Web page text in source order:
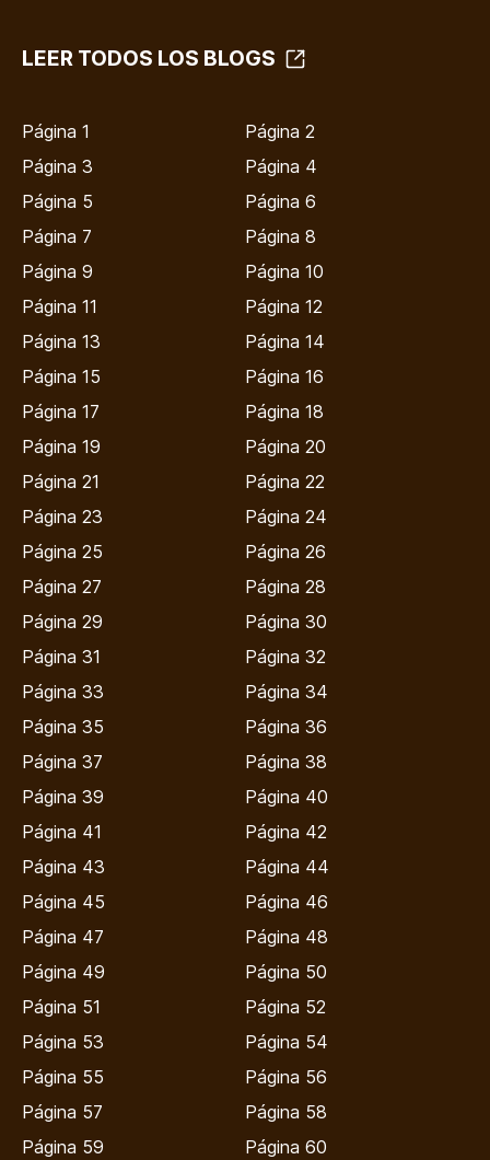
LEER TODOS LOS BLOGS
Página 1
Página 2
Página 3
Página 4
Página 5
Página 6
Página 7
Página 8
Página 9
Página 10
Página 11
Página 12
Página 13
Página 14
Página 15
Página 16
Página 17
Página 18
Página 19
Página 20
Página 21
Página 22
Página 23
Página 24
Página 25
Página 26
Página 27
Página 28
Página 29
Página 30
Página 31
Página 32
Página 33
Página 34
Página 35
Página 36
Página 37
Página 38
Página 39
Página 40
Página 41
Página 42
Página 43
Página 44
Página 45
Página 46
Página 47
Página 48
Página 49
Página 50
Página 51
Página 52
Página 53
Página 54
Página 55
Página 56
Página 57
Página 58
Página 59
Página 60